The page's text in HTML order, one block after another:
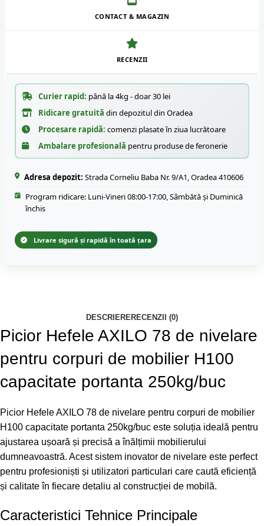
CONTACT & MAGAZIN
RECENZII
Curier rapid: până la 4kg - doar 30 lei
Ridicare gratuită din depozitul din Oradea
Procesare rapidă: comenzi plasate în ziua lucrătoare
Ambalare profesională pentru produse de feronerie
Adresa depozit: Strada Corneliu Baba Nr. 9/A1, Oradea 410606
Program ridicare: Luni-Vineri 08:00-17:00, Sâmbătă și Duminică
închis
Livrare sigură și rapidă în toată țara
DESCRIERERECENZII (0)
Picior Hefele AXILO 78 de nivelare
pentru corpuri de mobilier H100
capacitate portanta 250kg/buc
Picior Hefele AXILO 78 de nivelare pentru corpuri de mobilier
H100 capacitate portanta 250kg/buc este soluția ideală pentru
ajustarea ușoară și precisă a înălțimii mobilierului
dumneavoastră. Acest sistem inovator de nivelare este perfect
pentru profesioniști și utilizatori particulari care caută eficiență
și calitate în fiecare detaliu al construcției de mobilă.
Caracteristici Tehnice Principale